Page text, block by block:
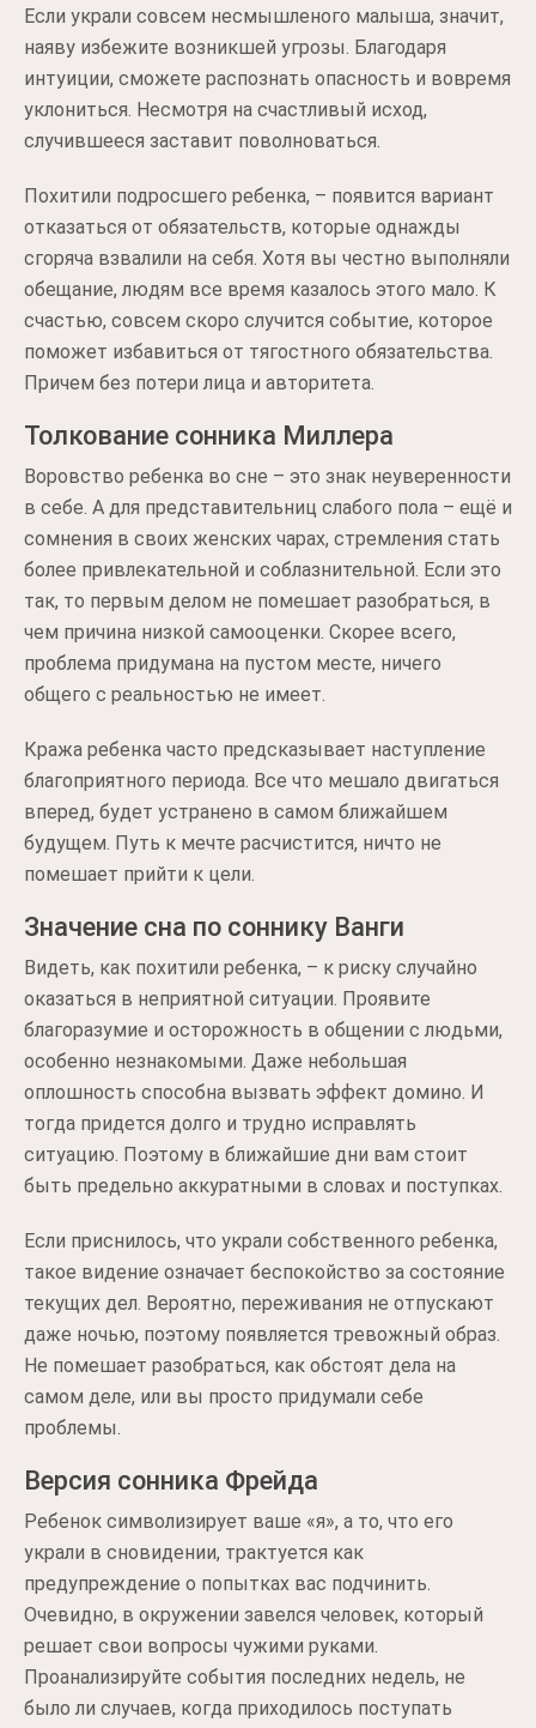
Если украли совсем несмышленого малыша, значит,
наяву избежите возникшей угрозы. Благодаря
интуиции, сможете распознать опасность и вовремя
уклониться. Несмотря на счастливый исход,
случившееся заставит поволноваться.
Похитили подросшего ребенка, – появится вариант
отказаться от обязательств, которые однажды
сгоряча взвалили на себя. Хотя вы честно выполняли
обещание, людям все время казалось этого мало. К
счастью, совсем скоро случится событие, которое
поможет избавиться от тягостного обязательства.
Причем без потери лица и авторитета.
Толкование сонника Миллера
Воровство ребенка во сне – это знак неуверенности
в себе. А для представительниц слабого пола – ещё и
сомнения в своих женских чарах, стремления стать
более привлекательной и соблазнительной. Если это
так, то первым делом не помешает разобраться, в
чем причина низкой самооценки. Скорее всего,
проблема придумана на пустом месте, ничего
общего с реальностью не имеет.
Кража ребенка часто предсказывает наступление
благоприятного периода. Все что мешало двигаться
вперед, будет устранено в самом ближайшем
будущем. Путь к мечте расчистится, ничто не
помешает прийти к цели.
Значение сна по соннику Ванги
Видеть, как похитили ребенка, – к риску случайно
оказаться в неприятной ситуации. Проявите
благоразумие и осторожность в общении с людьми,
особенно незнакомыми. Даже небольшая
оплошность способна вызвать эффект домино. И
тогда придется долго и трудно исправлять
ситуацию. Поэтому в ближайшие дни вам стоит
быть предельно аккуратными в словах и поступках.
Если приснилось, что украли собственного ребенка,
такое видение означает беспокойство за состояние
текущих дел. Вероятно, переживания не отпускают
даже ночью, поэтому появляется тревожный образ.
Не помешает разобраться, как обстоят дела на
самом деле, или вы просто придумали себе
проблемы.
Версия сонника Фрейда
Ребенок символизирует ваше «я», а то, что его
украли в сновидении, трактуется как
предупреждение о попытках вас подчинить.
Очевидно, в окружении завелся человек, который
решает свои вопросы чужими руками.
Проанализируйте события последних недель, не
было ли случаев, когда приходилось поступать